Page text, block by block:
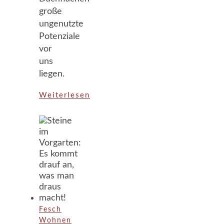
große
ungenutzte
Potenziale
vor
uns
liegen.
Weiterlesen
Fesch
Wohnen